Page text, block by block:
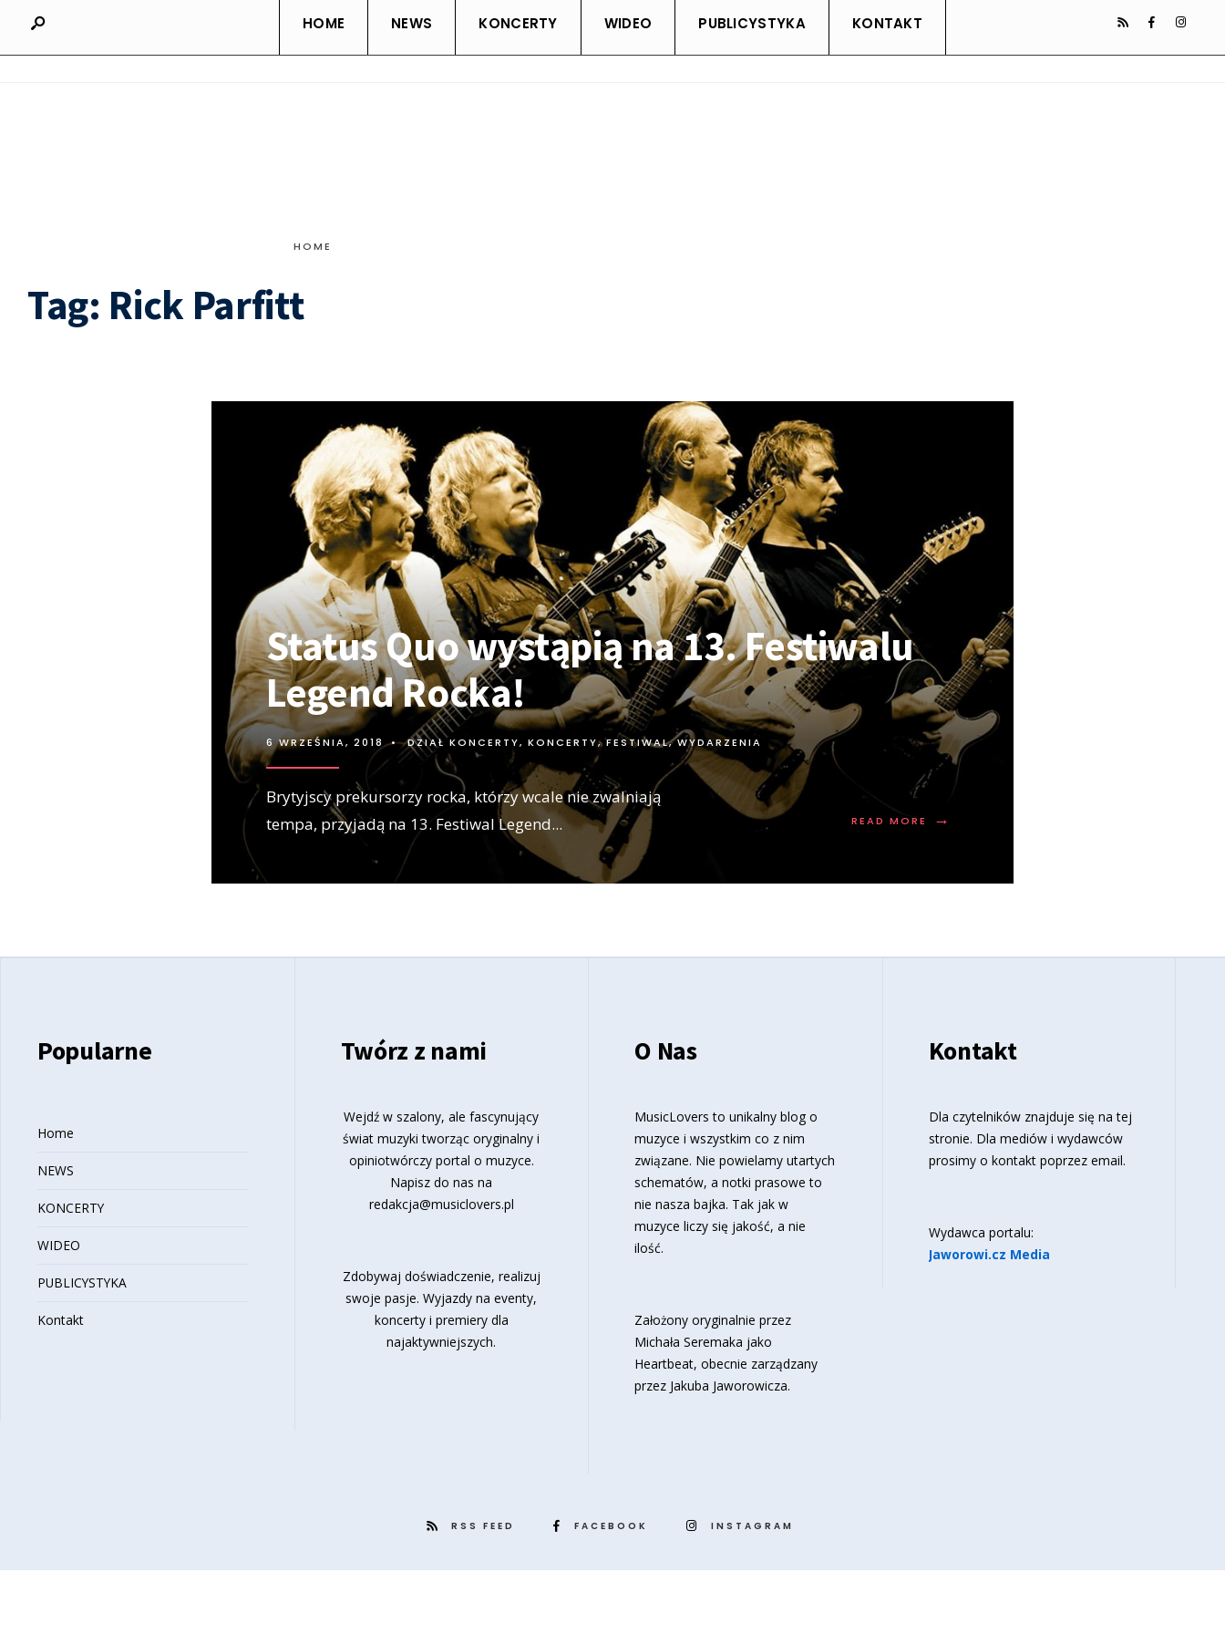
HOME NEWS KONCERTY WIDEO PUBLICYSTYKA KONTAKT
HOME
Tag: Rick Parfitt
Status Quo wystąpią na 13. Festiwalu
Legend Rocka!
6 WRZEŚNIA, 2018 • DZIAŁ KONCERTY, KONCERTY, FESTIWAL, WYDARZENIA
Brytyjscy prekursorzy rocka, którzy wcale nie zwalniają
tempa, przyjadą na 13. Festiwal Legend... READ MORE →
Popularne
Home
NEWS
KONCERTY
WIDEO
PUBLICYSTYKA
Kontakt
Twórz z nami
Wejdź w szalony, ale fascynujący
świat muzyki tworząc oryginalny i
opiniotwórczy portal o muzyce.
Napisz do nas na
redakcja@musiclovers.pl
Zdobywaj doświadczenie, realizuj
swoje pasje. Wyjazdy na eventy,
koncerty i premiery dla
najaktywniejszych.
O Nas
MusicLovers to unikalny blog o
muzyce i wszystkim co z nim
związane. Nie powielamy utartych
schematów, a notki prasowe to
nie nasza bajka. Tak jak w
muzyce liczy się jakość, a nie
ilość.
Założony oryginalnie przez
Michała Seremaka jako
Heartbeat, obecnie zarządzany
przez Jakuba Jaworowicza.
Kontakt
Dla czytelników znajduje się na tej
stronie. Dla mediów i wydawców
prosimy o kontakt poprzez email.
Wydawca portalu:
Jaworowi.cz Media
RSS FEED FACEBOOK INSTAGRAM